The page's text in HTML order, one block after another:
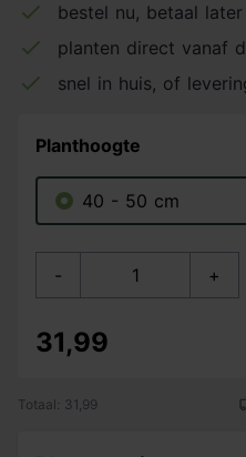
bestel nu, betaal later
planten direct vanaf
snel in huis, of
Planthoogte
40 - 50 cm
- +
31,99
Totaal: 31,99